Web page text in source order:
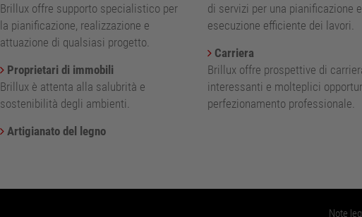
Brillux offre supporto specialistico per
la pianificazione, realizzazione e
attuazione di qualsiasi progetto.
Proprietari di immobili
Brillux è attenta alla salubrità e
sostenibilità degli ambienti.
Artigianato del legno
di servizi per una pianificazione
esecuzione efficiente dei lavori.
Carriera
Brillux offre prospettive di
interessanti e molteplici
perfezionamento professionale.
Note